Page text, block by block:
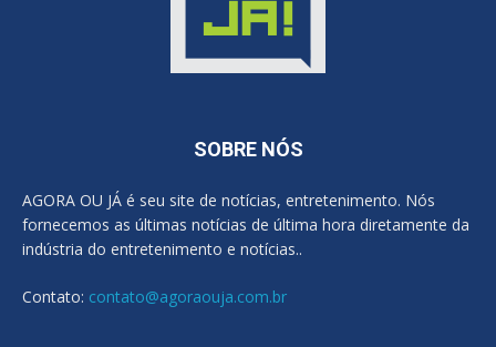
SOBRE NÓS
AGORA OU JÁ é seu site de notícias, entretenimento. Nós
fornecemos as últimas notícias de última hora diretamente da
indústria do entretenimento e notícias..
Contato: contato@agoraouja.com.br